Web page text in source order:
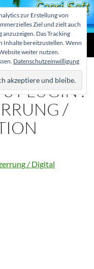
MENÜ
PLUGIN :
/
/ Digital
zur Erstellung von
Ziel und zielt auch
Das Tracking
Inhalte bereitzustellen. Wenn
weiter nutzen.
Datenschutzeinwilligung